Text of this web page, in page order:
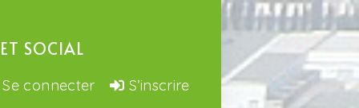
SOCIAL
Se connecter S’inscrire